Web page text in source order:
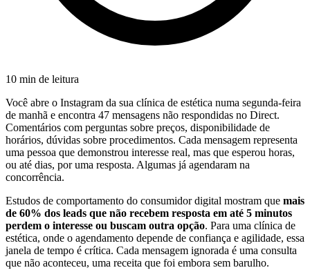
10 min de leitura
Você abre o Instagram da sua clínica de estética numa segunda-feira
de manhã e encontra 47 mensagens não respondidas no Direct.
Comentários com perguntas sobre preços, disponibilidade de
horários, dúvidas sobre procedimentos. Cada mensagem representa
uma pessoa que demonstrou interesse real, mas que esperou horas,
ou até dias, por uma resposta. Algumas já agendaram na
concorrência.
Estudos de comportamento do consumidor digital mostram que mais
de 60% dos leads que não recebem resposta em até 5 minutos
perdem o interesse ou buscam outra opção. Para uma clínica de
estética, onde o agendamento depende de confiança e agilidade, essa
janela de tempo é crítica. Cada mensagem ignorada é uma consulta
que não aconteceu, uma receita que foi embora sem barulho.